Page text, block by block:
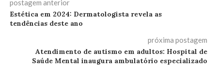
postagem anterior
Estética em 2024: Dermatologista revela as
tendências deste ano
próxima postagem
Atendimento de autismo em adultos: Hospital de
Saúde Mental inaugura ambulatório especializado